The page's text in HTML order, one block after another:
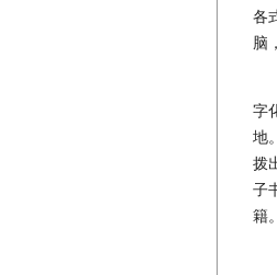
各
脑
字
地
拨
子
籍。